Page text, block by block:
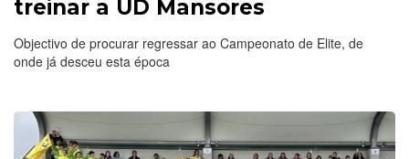
treinar a UD Mansores
Objectivo de procurar regressar ao Campeonato de Elite, de
onde já desceu esta época